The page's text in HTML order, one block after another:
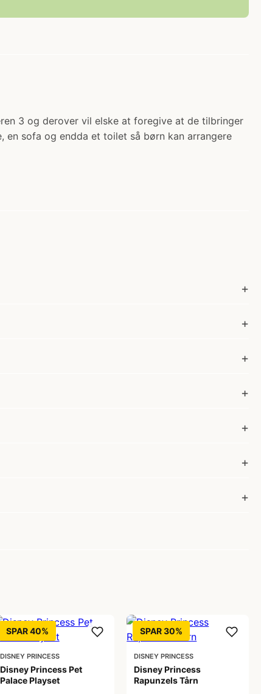
3 og derover vil elske at foregive at de tilbringer
en sofa og endda et toilet så børn kan arrangere
SPAR 40%
DISNEY PRINCESS
Disney Princess Pet
Palace Playset
SPAR 30%
DISNEY PRINCESS
Disney Princess
Rapunzels Tårn